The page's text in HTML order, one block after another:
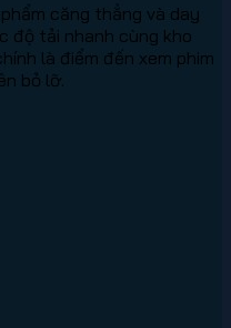
căng thẳng và day
độ tải nhanh cùng kho
là điểm đến xem phim
bỏ lỡ.